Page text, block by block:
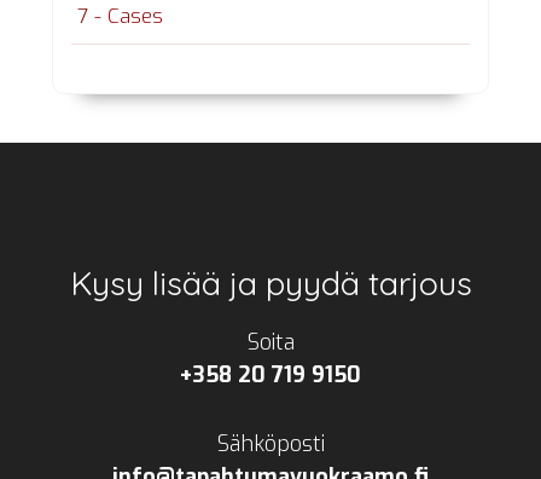
7 - Cases
Footer
Kysy lisää ja pyydä tarjous
Soita
+358 20 719 9150
Sähköposti